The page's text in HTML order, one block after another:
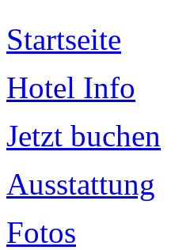
Startseite
Hotel Info
Jetzt buchen
Ausstattung
Fotos